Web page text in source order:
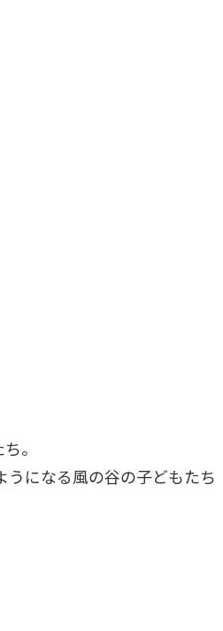
。
うになる風の谷の子どもたち